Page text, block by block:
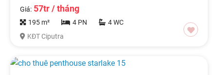
Giá:57tr / tháng
195 m² 4 PN
4 WC
KĐT Ciputra